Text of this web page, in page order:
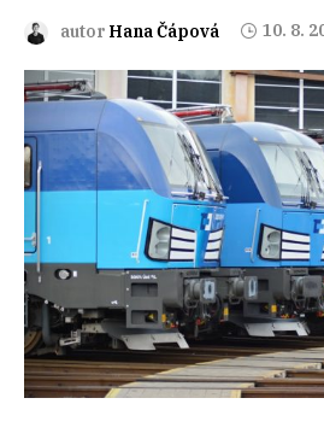
autor Hana Čápová 10. 8.